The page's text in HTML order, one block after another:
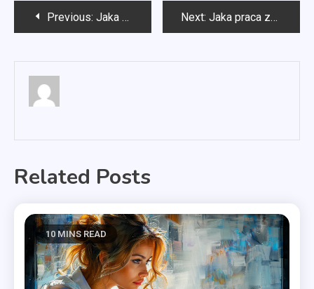
Nawigacja
Previous: Jaka agencja pracy jest najlepsza? Next: Jaka praca za granicą się opłaca?
Related Posts
10 MINS READ